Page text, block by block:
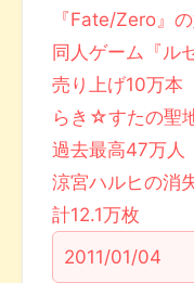
『Fate/Zero』
同人ゲーム『ル
売り上げ10万本
らき☆すたの聖
過去最高47万人
涼宮ハルヒの消
計12.1万枚
2011/01/04